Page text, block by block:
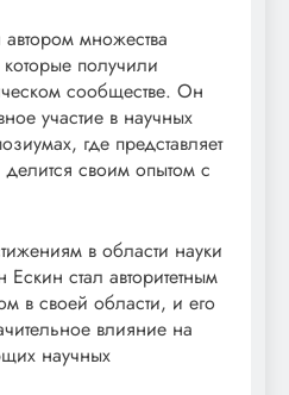
множества
получили
сообществе. Он
участие в научных
где представляет
своим опытом с
в области науки
стал авторитетным
в своей области, и его
влияние на
научных